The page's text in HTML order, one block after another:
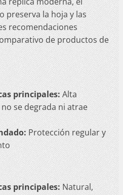
preserva la hoja y las
recomendaciones
de productos de
principales:Alta
se degrada ni atrae
Protección regular y
principales:Natural,